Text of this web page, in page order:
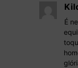
É